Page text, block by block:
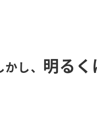
、 明る